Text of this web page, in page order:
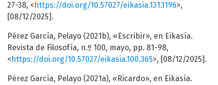
27-38, <https://doi.org/10.57027/eikasia.131.1196>,
[08/12/2025].
Pérez García, Pelayo (2021b), «Escribir», en Eikasía.
Revista de Filosofía, n.º 100, mayo, pp. 81-98,
<https://doi.org/10.57027/eikasia.100.365>, [08/12/2025].
Pérez García, Pelayo (2021a), «Ricardo», en Eikasía.